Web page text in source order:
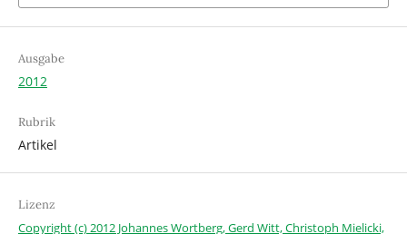
Ausgabe
2012
Rubrik
Artikel
Lizenz
Copyright (c) 2012 Johannes Wortberg, Gerd Witt, Christoph Mielicki,